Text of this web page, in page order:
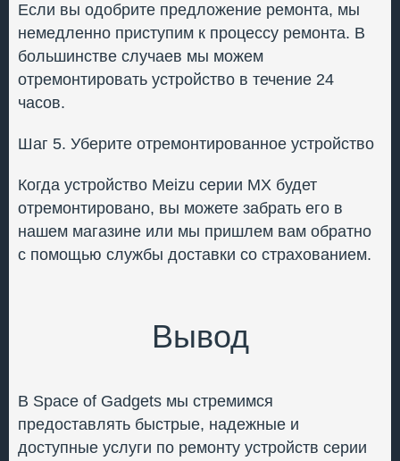
Если вы одобрите предложение ремонта, мы
немедленно приступим к процессу ремонта. В
большинстве случаев мы можем
отремонтировать устройство в течение 24
часов.
Шаг 5. Уберите отремонтированное устройство
Когда устройство Meizu серии MX будет
отремонтировано, вы можете забрать его в
нашем магазине или мы пришлем вам обратно
с помощью службы доставки со страхованием.
Вывод
В Space of Gadgets мы стремимся
предоставлять быстрые, надежные и
доступные услуги по ремонту устройств серии